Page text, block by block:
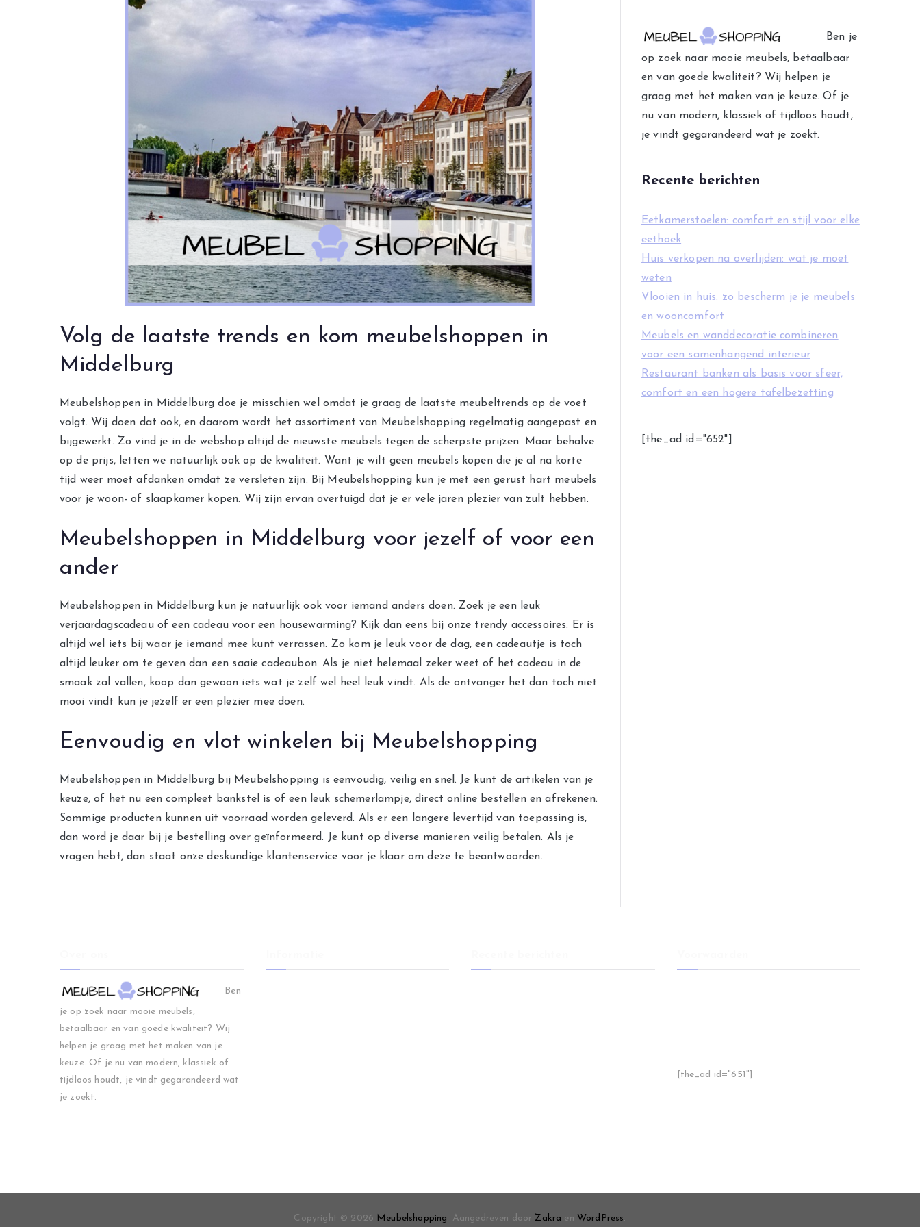
Volg de laatste trends en kom meubelshoppen in
Middelburg
Meubelshoppen in Middelburg doe je misschien wel omdat je graag de laatste meubeltrends op de voet
volgt. Wij doen dat ook, en daarom wordt het assortiment van Meubelshopping regelmatig aangepast en
bijgewerkt. Zo vind je in de webshop altijd de nieuwste meubels tegen de scherpste prijzen. Maar behalve
op de prijs, letten we natuurlijk ook op de kwaliteit. Want je wilt geen meubels kopen die je al na korte
tijd weer moet afdanken omdat ze versleten zijn. Bij Meubelshopping kun je met een gerust hart meubels
voor je woon- of slaapkamer kopen. Wij zijn ervan overtuigd dat je er vele jaren plezier van zult hebben.
Meubelshoppen in Middelburg voor jezelf of voor een
ander
Meubelshoppen in Middelburg kun je natuurlijk ook voor iemand anders doen. Zoek je een leuk
verjaardagscadeau of een cadeau voor een housewarming? Kijk dan eens bij onze trendy accessoires. Er is
altijd wel iets bij waar je iemand mee kunt verrassen. Zo kom je leuk voor de dag, een cadeautje is toch
altijd leuker om te geven dan een saaie cadeaubon. Als je niet helemaal zeker weet of het cadeau in de
smaak zal vallen, koop dan gewoon iets wat je zelf wel heel leuk vindt. Als de ontvanger het dan toch niet
mooi vindt kun je jezelf er een plezier mee doen.
Eenvoudig en vlot winkelen bij Meubelshopping
Meubelshoppen in Middelburg bij Meubelshopping is eenvoudig, veilig en snel. Je kunt de artikelen van je
keuze, of het nu een compleet bankstel is of een leuk schemerlampje, direct online bestellen en afrekenen.
Sommige producten kunnen uit voorraad worden geleverd. Als er een langere levertijd van toepassing is,
dan word je daar bij je bestelling over geïnformeerd. Je kunt op diverse manieren veilig betalen. Als je
vragen hebt, dan staat onze deskundige klantenservice voor je klaar om deze te beantwoorden.
o
r
i
e
ë
n
Ben je
op zoek naar mooie meubels, betaalbaar
en van goede kwaliteit? Wij helpen je
graag met het maken van je keuze. Of je
nu van modern, klassiek of tijdloos houdt,
je vindt gegarandeerd wat je zoekt.
Recente berichten
Eetkamerstoelen: comfort en stijl voor elke
eethoek
Huis verkopen na overlijden: wat je moet
weten
Vlooien in huis: zo bescherm je je meubels
en wooncomfort
Meubels en wanddecoratie combineren
voor een samenhangend interieur
Restaurant banken als basis voor sfeer,
comfort en een hogere tafelbezetting
[the_ad id="652"]
Ben
je op zoek naar mooie meubels,
betaalbaar en van goede kwaliteit? Wij
helpen je graag met het maken van je
keuze. Of je nu van modern, klassiek of
tijdloos houdt, je vindt gegarandeerd wat
je zoekt.
[the_ad id="651"]
Copyright © 2026 Meubelshopping. Aangedreven door Zakra en WordPress.